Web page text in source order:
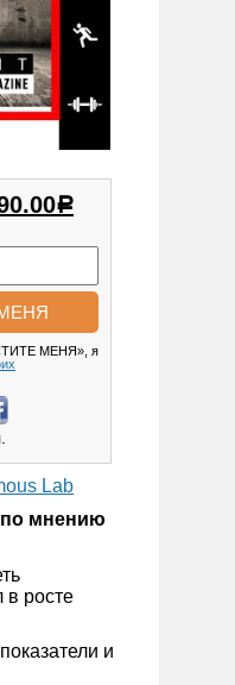
Р
МЕНЯ», я
Lab
мнению
в росте
и